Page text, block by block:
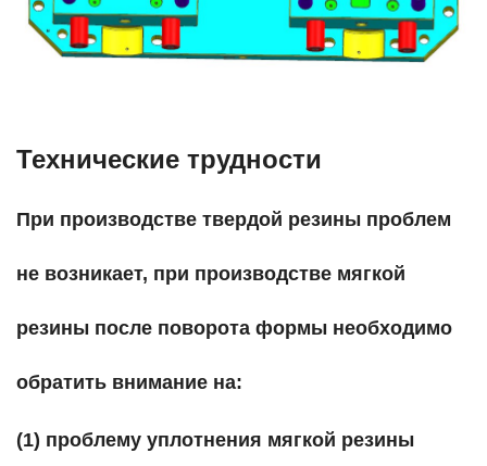
Технические трудности
При производстве твердой резины проблем
не возникает, при производстве мягкой
резины после поворота формы необходимо
обратить внимание на:
(1) проблему уплотнения мягкой резины